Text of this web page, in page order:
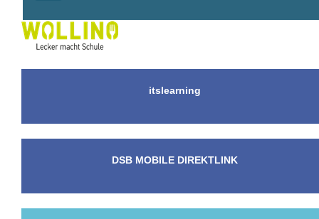
itslearning
DSB MOBILE DIREKTLINK